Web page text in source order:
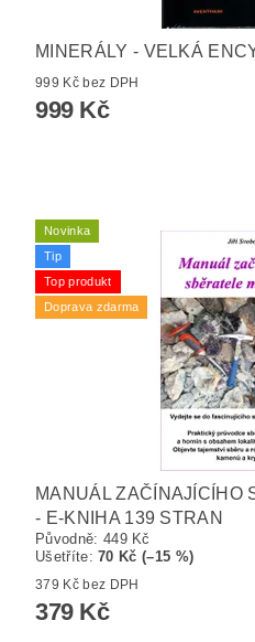
MINERÁLY - VELKÁ
999 Kč bez DPH
999 Kč
Novinka
Tip
Top produkt
Doprava zdarma
MANUÁL ZAČÍNAJÍCÍHO
- E-KNIHA 139 STRAN
Původně: 449 Kč
Ušetříte:70 Kč (–15 %)
379 Kč bez DPH
379 Kč